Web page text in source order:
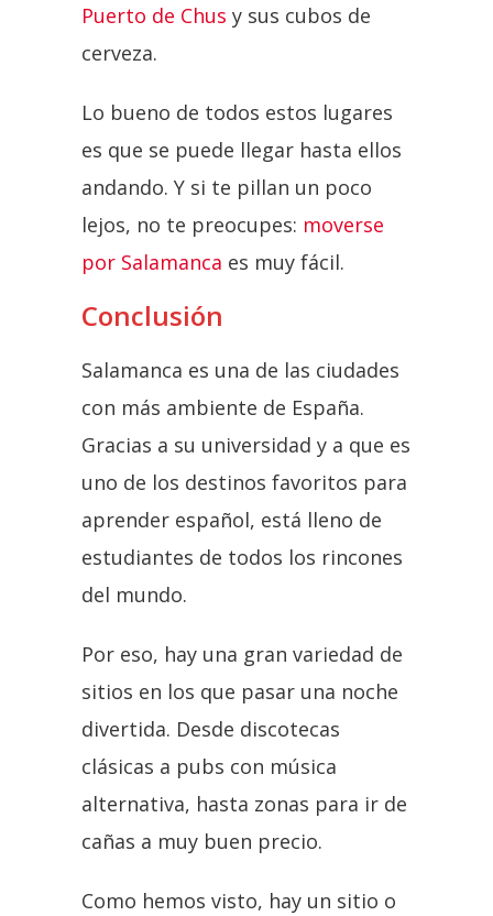
Puerto de Chus y sus cubos de
cerveza.
Lo bueno de todos estos lugares
es que se puede llegar hasta ellos
andando. Y si te pillan un poco
lejos, no te preocupes: moverse
por Salamanca es muy fácil.
Conclusión
Salamanca es una de las ciudades
con más ambiente de España.
Gracias a su universidad y a que es
uno de los destinos favoritos para
aprender español, está lleno de
estudiantes de todos los rincones
del mundo.
Por eso, hay una gran variedad de
sitios en los que pasar una noche
divertida. Desde discotecas
clásicas a pubs con música
alternativa, hasta zonas para ir de
cañas a muy buen precio.
Como hemos visto, hay un sitio o